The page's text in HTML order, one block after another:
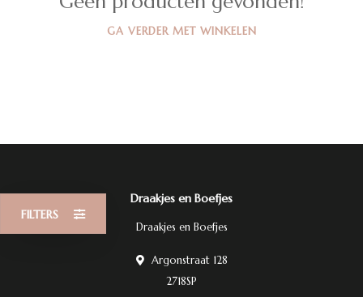
FILTERS
GA VERDER MET WINKELEN
Draakjes en Boefjes
Draakjes en Boefjes
Argonstraat 128
2718SP